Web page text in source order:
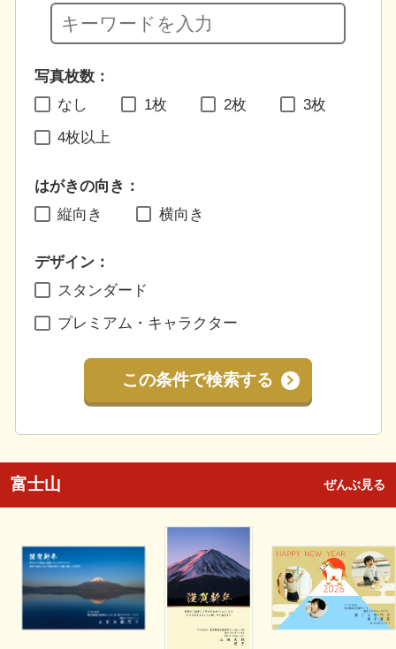
写真枚数：
なし
1枚 2枚 3枚
4枚以上
はがきの向き：
縦向き
横向き
デザイン：
スタンダード
プレミアム・キャラクター
この条件で検索する
富士山 ぜんぶ見る